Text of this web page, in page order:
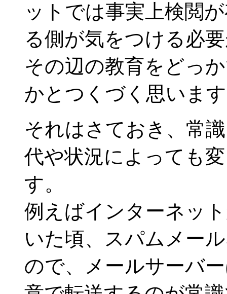
ットでは事実上検閲
る側が気をつける必
その辺の教育をどっ
かとつくづく思いま
それはさておき、常
代や状況によっても
す。
例えばインターネッ
いた頃、スパムメー
ので、メールサーバ